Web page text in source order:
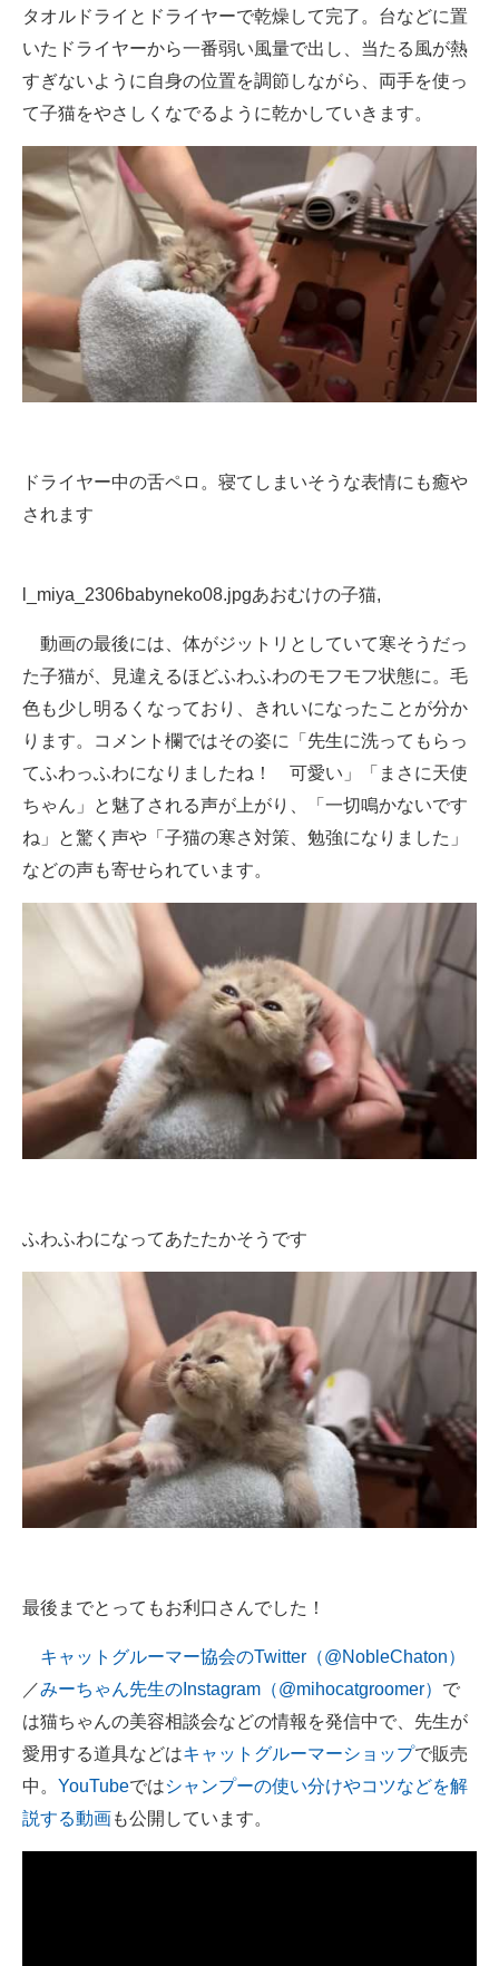
タオルドライとドライヤーで乾燥して完了。台などに置
いたドライヤーから一番弱い風量で出し、当たる風が熱
すぎないように自身の位置を調節しながら、両手を使っ
て子猫をやさしくなでるように乾かしていきます。
ドライヤー中の舌ペロ。寝てしまいそうな表情にも癒や
されます
l_miya_2306babyneko08.jpgあおむけの子猫,
動画の最後には、体がジットリとしていて寒そうだっ
た子猫が、見違えるほどふわふわのモフモフ状態に。毛
色も少し明るくなっており、きれいになったことが分か
ります。コメント欄ではその姿に「先生に洗ってもらっ
てふわっふわになりましたね！ 可愛い」「まさに天使
ちゃん」と魅了される声が上がり、「一切鳴かないです
ね」と驚く声や「子猫の寒さ対策、勉強になりました」
などの声も寄せられています。
ふわふわになってあたたかそうです
最後までとってもお利口さんでした！
キャットグルーマー協会のTwitter（@NobleChaton）
／みーちゃん先生のInstagram（@mihocatgroomer） で
は猫ちゃんの美容相談会などの情報を発信中で、先生が
愛用する道具などはキャットグルーマーショップで販売
中。 YouTubeではシャンプーの使い分けやコツなどを解
説する動画も公開しています。